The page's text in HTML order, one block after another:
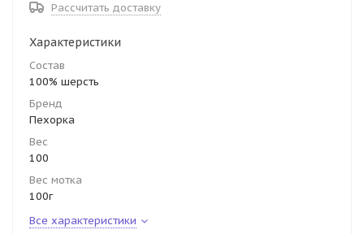
Рассчитать доставку
Характеристики
Состав
100% шерсть
Бренд
Пехорка
Вес
100
Вес мотка
100г
Все характеристики